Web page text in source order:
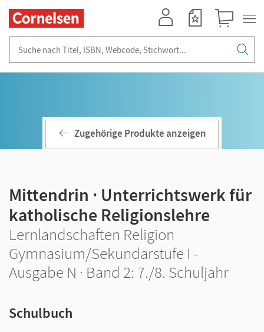
Zugehörige Produkte anzeigen
Mittendrin · Unterrichtswerk für
katholische Religionslehre
Lernlandschaften Religion
Gymnasium/Sekundarstufe I -
Ausgabe N · Band 2: 7./8. Schuljahr
Schulbuch